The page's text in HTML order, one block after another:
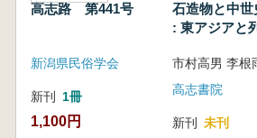
高志路 第441号
新潟県民俗学会
新刊 1冊
1,100円
石造物と中世
: 東アジアと
高志書院
新刊 未刊